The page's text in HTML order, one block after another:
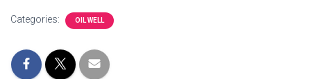
Categories: OIL WELL